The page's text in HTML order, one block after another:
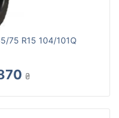
75 R15 104/101Q
₴